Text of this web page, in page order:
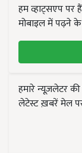
हम व्हाट्सएप
मोबाइल में पढ़ने
हमारे न्यूज़लेटर
लेटेस्ट ख़बरें मेल